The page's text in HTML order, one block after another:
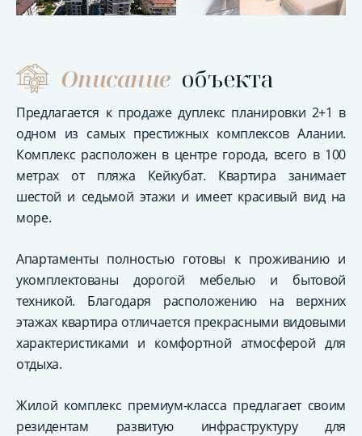
Описание объекта
Предлагается к продаже дуплекс планировки 2+1 в
одном из самых престижных комплексов Алании.
Комплекс расположен в центре города, всего в 100
метрах от пляжа Кейкубат. Квартира занимает
шестой и седьмой этажи и имеет красивый вид на
море.
Апартаменты полностью готовы к проживанию и
укомплектованы дорогой мебелью и бытовой
техникой. Благодаря расположению на верхних
этажах квартира отличается прекрасными видовыми
характеристиками и комфортной атмосферой для
отдыха.
Жилой комплекс премиум-класса предлагает своим
резидентам развитую инфраструктуру для